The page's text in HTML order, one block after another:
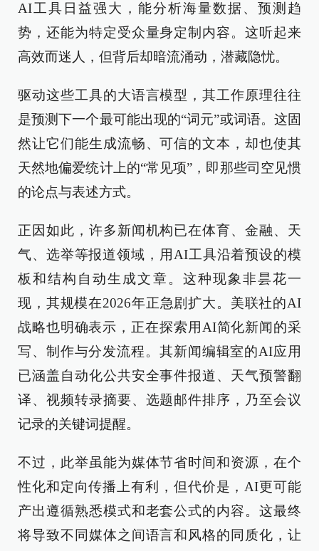
AI工具日益强大，能分析海量数据、预测趋
势，还能为特定受众量身定制内容。这听起来
高效而迷人，但背后却暗流涌动，潜藏隐忧。
驱动这些工具的大语言模型，其工作原理往往
是预测下一个最可能出现的“词元”或词语。这固
然让它们能生成流畅、可信的文本，却也使其
天然地偏爱统计上的“常见项”，即那些司空见惯
的论点与表述方式。
正因如此，许多新闻机构已在体育、金融、天
气、选举等报道领域，用AI工具沿着预设的模
板和结构自动生成文章。这种现象非昙花一
现，其规模在2026年正急剧扩大。美联社的AI
战略也明确表示，正在探索用AI简化新闻的采
写、制作与分发流程。其新闻编辑室的AI应用
已涵盖自动化公共安全事件报道、天气预警翻
译、视频转录摘要、选题邮件排序，乃至会议
记录的关键词提醒。
不过，此举虽能为媒体节省时间和资源，在个
性化和定向传播上有利，但代价是，AI更可能
产出遵循熟悉模式和老套公式的内容。这最终
将导致不同媒体之间语言和风格的同质化，让